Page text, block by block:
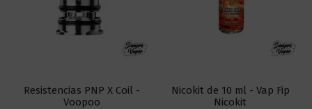
Resistencias PNP X Coil -
Voopoo
Nicokit de 10 ml - Vap Fip
Nicokit